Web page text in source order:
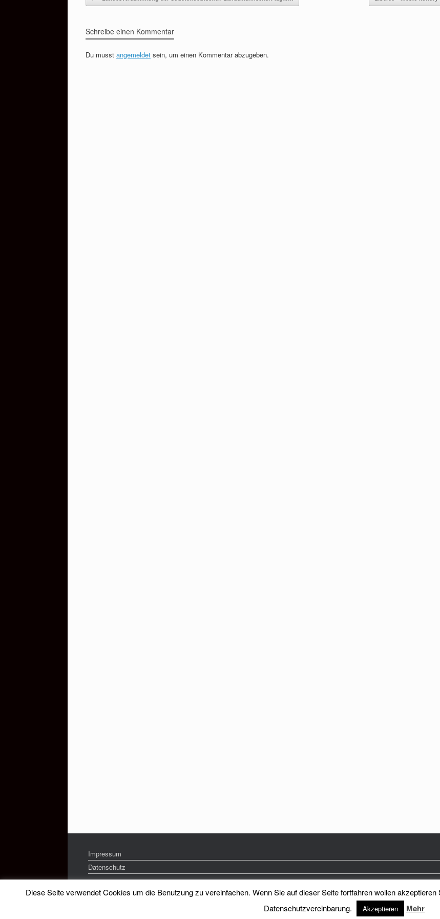
Schreibe einen Kommentar
Du musst angemeldet sein, um einen Kommentar abzugeben.
Impressum
Datenschutz
Heimatkreis Reichenberg Stadt und Land e.V. Theme bySiteOrigin
Diese Seite verwendet Cookies um die Benutzung zu vereinfachen. Wenn Sie auf dieser Seite fortfahren wollen
Datenschutzvereinbarung.
Akzeptieren Mehr